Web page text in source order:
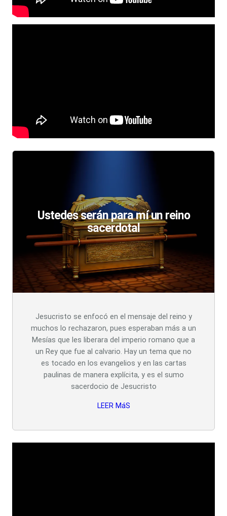
Ustedes serán para mí un reino
sacerdotal
Jesucristo se enfocó en el mensaje del reino y
muchos lo rechazaron, pues esperaban más a un
Mesías que les liberara del imperio romano que a
un Rey que fue al calvario. Hay un tema que no
es tocado en los evangelios y en las cartas
paulinas de manera explícita, y es el sumo
sacerdocio de Jesucristo
LEER MáS